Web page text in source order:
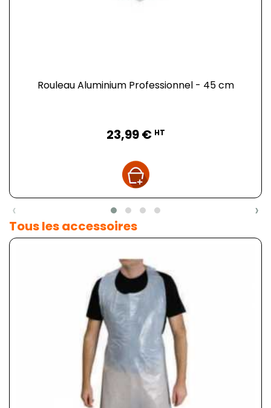
Rouleau Aluminium Professionnel - 45 cm
23,99 € HT
‹ ›
Tous les accessoires